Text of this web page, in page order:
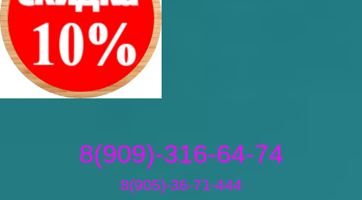
8(909)-316-64-74
8(905)-36-71-444